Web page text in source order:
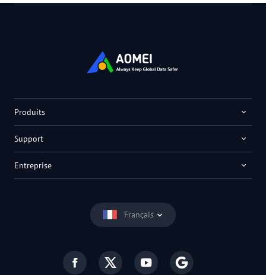
Français
Produits
Support
Entreprise